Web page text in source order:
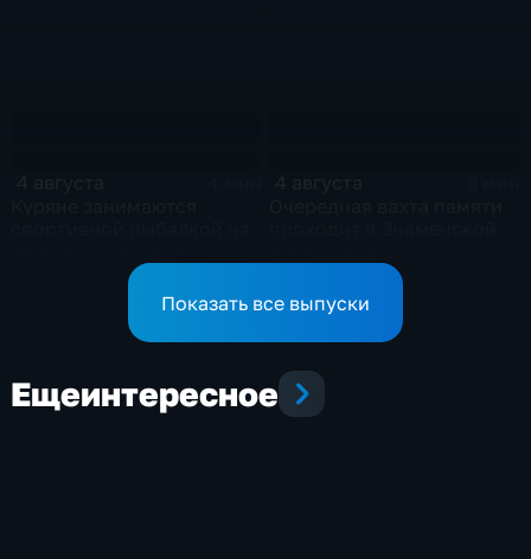
Показать все выпуски
Ещеинтересное